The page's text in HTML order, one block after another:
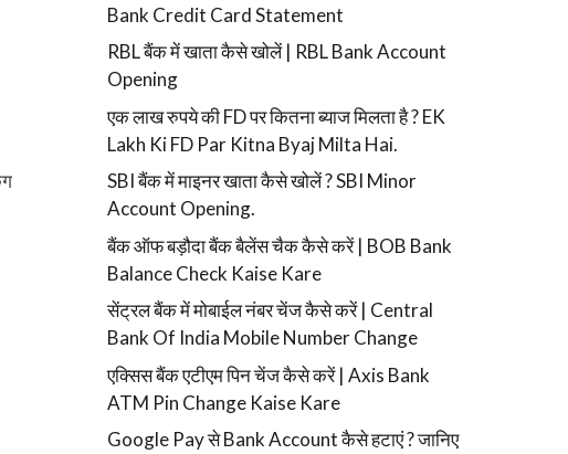
Bank Credit Card Statement
RBL बैंक में खाता कैसे खोलें | RBL Bank Account
Opening
एक लाख रुपये की FD पर कितना ब्याज मिलता है ? EK
Lakh Ki FD Par Kitna Byaj Milta Hai.
SBI बैंक में माइनर खाता कैसे खोलें ? SBI Minor
Account Opening.
बैंक ऑफ बड़ौदा बैंक बैलेंस चैक कैसे करें | BOB Bank
Balance Check Kaise Kare
सेंट्रल बैंक में मोबाईल नंबर चेंज कैसे करें | Central
Bank Of India Mobile Number Change
एक्सिस बैंक एटीएम पिन चेंज कैसे करें | Axis Bank
ATM Pin Change Kaise Kare
Google Pay से Bank Account कैसे हटाएं ? जानिए